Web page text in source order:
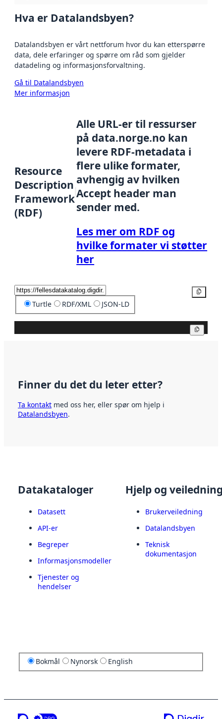
Hva er Datalandsbyen?
Datalandsbyen er vårt nettforum hvor du kan etterspørre
data, dele erfaringer og spørre om råd som gjelder
datadeling og informasjonsforvaltning.
Gå til Datalandsbyen
Mer informasjon
Resource
Description
Framework
(RDF)
Alle URL-er til ressurser
på data.norge.no kan
levere RDF-metadata i
flere ulike formater,
avhengig av hvilken
Accept header man
sender med.
Les mer om RDF og
hvilke formater vi støtter
her
Turtle RDF/XML JSON-LD
Finner du det du leter etter?
Ta kontakt med oss her, eller spør om hjelp i
Datalandsbyen.
Datakataloger
Datasett
API-er
Begreper
Informasjonsmodeller
Tjenester og
hendelser
Hjelp og
Brukerveiledning
Datalandsbyen
Teknisk
dokumentasjon
Bokmål Nynorsk English